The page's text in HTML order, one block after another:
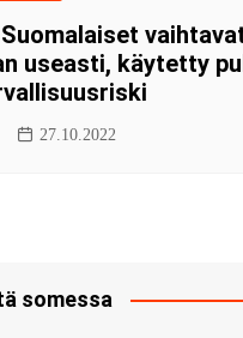
useasti, käytetty
27.10.2022
somessa